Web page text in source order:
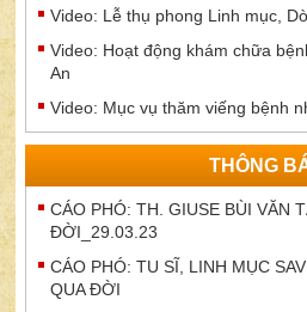
Video: Lễ thụ phong Linh mục,
Video: Hoạt động khám chữa
An
Video: Mục vụ thăm viếng bệnh
THÔNG
CÁO PHÓ: TH. GIUSE BÙI VĂN
ĐỜI_29.03.23
CÁO PHÓ: TU SĨ, LINH MỤC
QUA ĐỜI